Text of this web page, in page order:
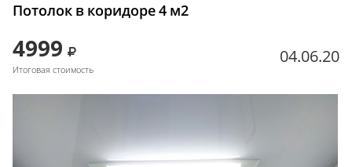
Потолок в коридоре 4 м2
4999
Итоговая стоимость
04.06.20